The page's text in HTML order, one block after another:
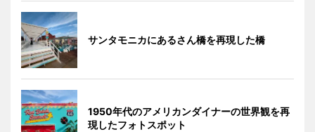
サンタモニカにあるさん橋を再現した橋
1950年代のアメリカンダイナーの世界観を再
現したフォトスポット